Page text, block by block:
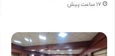
17 ساعت پیش